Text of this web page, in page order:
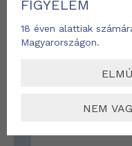
FIGYELEM
18 éven alattiak
Magyarországon.
NEM